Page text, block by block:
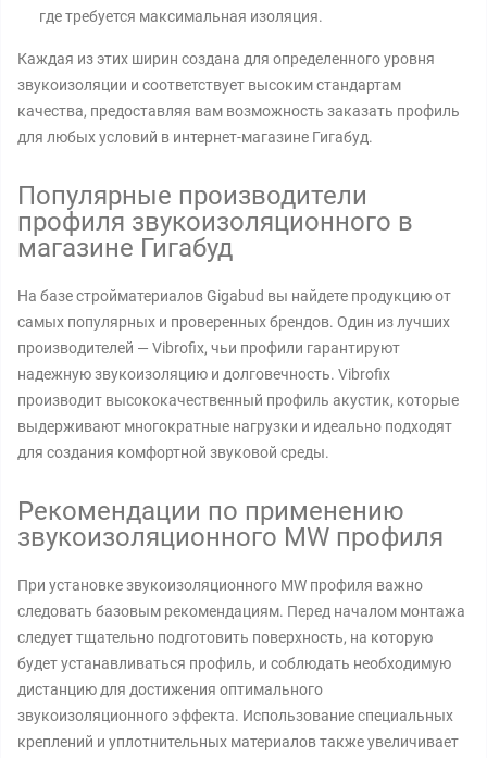
где требуется максимальная изоляция.
Каждая из этих ширин создана для определенного уровня
звукоизоляции и соответствует высоким стандартам
качества, предоставляя вам возможность заказать профиль
для любых условий в интернет-магазине Гигабуд.
Популярные производители
профиля звукоизоляционного в
магазине Гигабуд
На базе стройматериалов Gigabud вы найдете продукцию от
самых популярных и проверенных брендов. Один из лучших
производителей — Vibrofix, чьи профили гарантируют
надежную звукоизоляцию и долговечность. Vibrofix
производит высококачественный профиль акустик, которые
выдерживают многократные нагрузки и идеально подходят
для создания комфортной звуковой среды.
Рекомендации по применению
звукоизоляционного MW профиля
При установке звукоизоляционного MW профиля важно
следовать базовым рекомендациям. Перед началом монтажа
следует тщательно подготовить поверхность, на которую
будет устанавливаться профиль, и соблюдать необходимую
дистанцию для достижения оптимального
звукоизоляционного эффекта. Использование специальных
креплений и уплотнительных материалов также увеличивает